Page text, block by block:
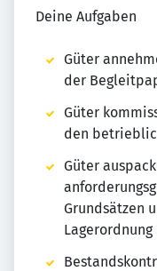
Deine Aufgaben
Güter
der
Güter
den
Güter
Grundsätzen
Lagerordnung